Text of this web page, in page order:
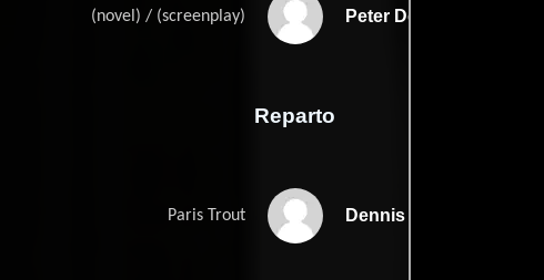
(novel) / (screenplay) Peter Dexters
Reparto
Paris Trout Dennis Hopper